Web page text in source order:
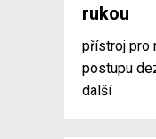
rukou
přístroj pro
postupu
další